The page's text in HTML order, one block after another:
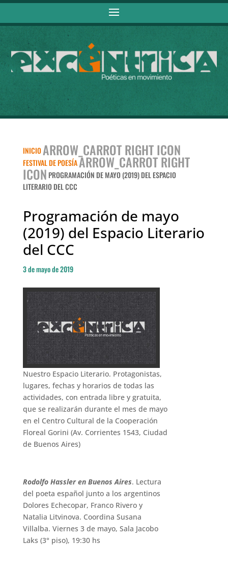
INICIO ARROW_CARROT RIGHT ICON
FESTIVAL DE POESÍAARROW_CARROT RIGHT
ICON PROGRAMACIÓN DE MAYO (2019) DEL ESPACIO
LITERARIO DEL CCC
Programación de mayo
(2019) del Espacio Literario
del CCC
3 de mayo de 2019
Nuestro Espacio Literario. Protagonistas,
lugares, fechas y horarios de todas las
actividades, con entrada libre y gratuita,
que se realizarán durante el mes de mayo
en el Centro Cultural de la Cooperación
Floreal Gorini (Av. Corrientes 1543, Ciudad
de Buenos Aires)
Rodolfo Hassler en Buenos Aires. Lectura
del poeta español junto a los argentinos
Dolores Echecopar, Franco Rivero y
Natalia Litvinova. Coordina Susana
Villalba. Viernes 3 de mayo, Sala Jacobo
Laks (3° piso), 19:30 hs